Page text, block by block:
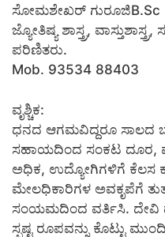
ಸೋಮಶೇಖರ್ ಗುರೂಜಿB.Sc
ಜ್ಯೋತಿಷ್ಯ ಶಾಸ್ತ್ರ, ವಾಸ್ತುಶಾಸ್ತ್ರ,
ಪರಿಣಿತರು.
Mob. 93534 88403
ವೃಶ್ಚಿಕ:
ಧನದ ಆಗಮವಿದ್ದರೂ ಸಾಲದ
ಸಹಾಯದಿಂದ ಸಂಕಟ ದೂರ,
ಅಧಿಕ, ಉದ್ಯೋಗಿಗಳಿಗೆ ಕೆಲಸ
ಮೇಲಧಿಕಾರಿಗಳ ಅವಕೃಪೆಗೆ
ಸಂಯಮದಿಂದ ವರ್ತಿಸಿ. ದೇವಿ
ಸ್ಪಷ್ಟ ರೂಪವನ್ನು ಕೊಟ್ಟು